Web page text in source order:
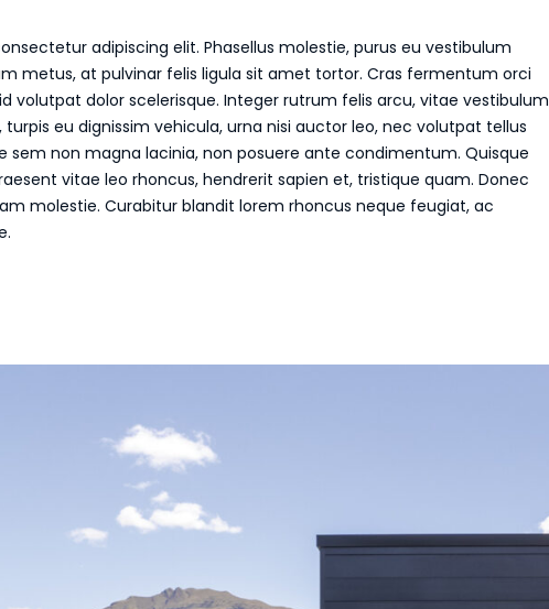
adipiscing elit. Phasellus molestie, purus eu vestibulum
metus, at pulvinar felis ligula sit amet tortor. Cras fermentum orci
volutpat dolor scelerisque. Integer rutrum felis arcu, vitae vestibulum
eu dignissim vehicula, urna nisi auctor leo, nec volutpat tellus
sem non magna lacinia, non posuere ante condimentum. Quisque
vitae leo rhoncus, hendrerit sapien et, tristique quam. Donec
molestie. Curabitur blandit lorem rhoncus neque feugiat, ac